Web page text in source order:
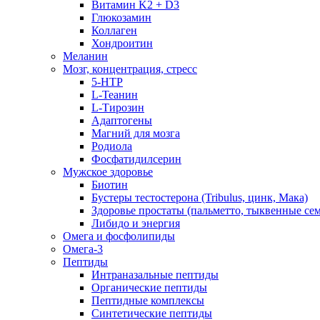
Витамин K2 + D3
Глюкозамин
Коллаген
Хондроитин
Меланин
Мозг, концентрация, стресс
5-HTP
L-Теанин
L-Тирозин
Адаптогены
Магний для мозга
Родиола
Фосфатидилсерин
Мужское здоровье
Биотин
Бустеры тестостерона (Tribulus, цинк, Мака)
Здоровье простаты (пальметто, тыквенные
Либидо и энергия
Омега и фосфолипиды
Омега-3
Пептиды
Интраназальные пептиды
Органические пептиды
Пептидные комплексы
Синтетические пептиды